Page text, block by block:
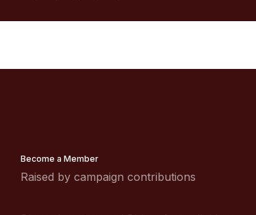
Become a Member
Raised by campaign contributions